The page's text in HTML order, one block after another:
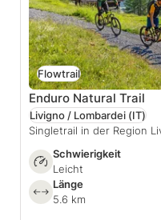
Flowtrail
Enduro Natural Trail
Livigno / Lombardei (IT)
Singletrail in der Region
Schwierigkeit
Leicht
Länge
5.6 km